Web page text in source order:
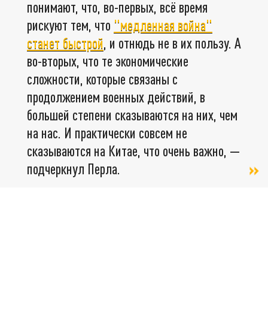
понимают, что, во-первых, всё время
рискуют тем, что "медленная война"
станет быстрой , и отнюдь не в их пользу. А
во-вторых, что те экономические
сложности, которые связаны с
продолжением военных действий, в
большей степени сказываются на них, чем
на нас. И практически совсем не
сказываются на Китае, что очень важно, —
подчеркнул Перла.